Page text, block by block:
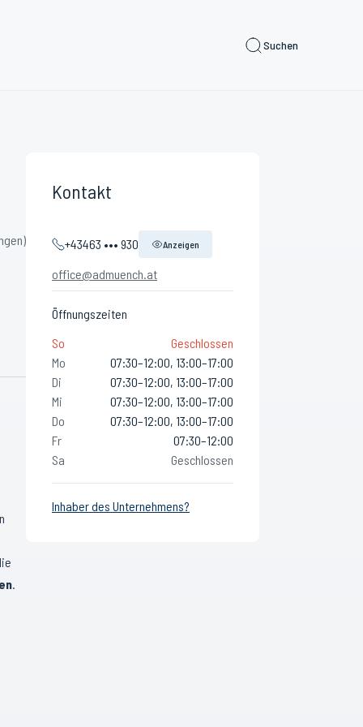
Suchen
.
Kontakt
+43463 ••• 930 Anzeigen
office@admuench.at
Öffnungszeiten
So
Geschlossen
Mo
07:30–12:00, 13:00–17:00
Di
07:30–12:00, 13:00–17:00
Mi
07:30–12:00, 13:00–17:00
Do
07:30–12:00, 13:00–17:00
Fr
07:30–12:00
Sa
Geschlossen
Inhaber des Unternehmens?